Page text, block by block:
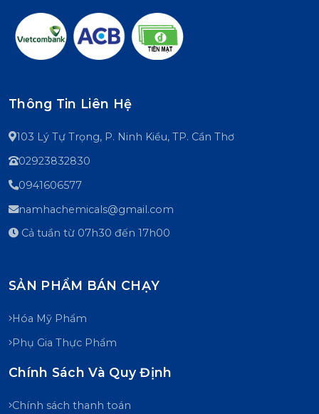
Thông Tin Liên Hệ
103 Lý Tự Trọng, P. Ninh Kiều, TP. Cần Thơ
02923832830
0941606577
namhachemicals@gmail.com
Cả tuần từ 07h30 đến 17h00
SẢN PHẨM BÁN CHẠY
Hóa Mỹ Phẩm
Phụ Gia Thực Phẩm
Chính Sách Và Quy Định
Chính sách thanh toán